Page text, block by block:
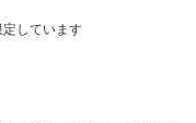
しています